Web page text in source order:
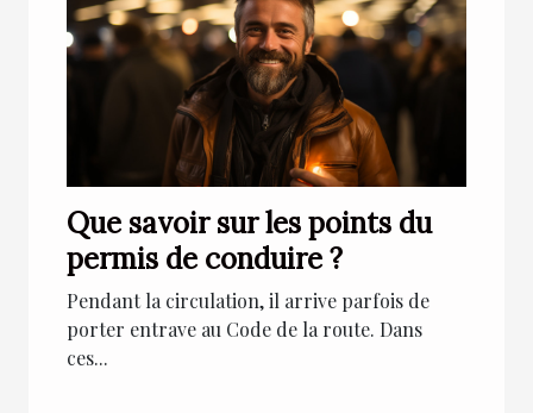
Que savoir sur les points du
permis de conduire ?
Pendant la circulation, il arrive parfois de
porter entrave au Code de la route. Dans
ces...